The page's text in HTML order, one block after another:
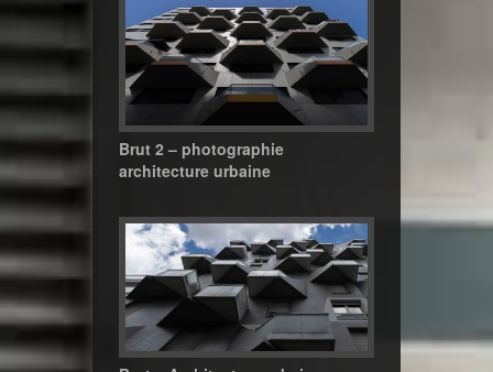
Brut 2 – photographie
architecture urbaine